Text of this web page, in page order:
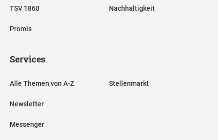
TSV 1860
Promis
Nachhaltigkeit
Services
Alle Themen von A-Z
Newsletter
Messenger
Stellenmarkt